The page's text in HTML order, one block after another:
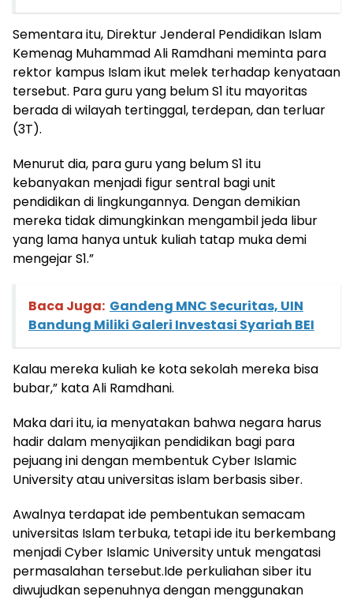
Sementara itu, Direktur Jenderal Pendidikan Islam
Kemenag Muhammad Ali Ramdhani meminta para
rektor kampus Islam ikut melek terhadap kenyataan
tersebut. Para guru yang belum S1 itu mayoritas
berada di wilayah tertinggal, terdepan, dan terluar
(3T).
Menurut dia, para guru yang belum S1 itu
kebanyakan menjadi figur sentral bagi unit
pendidikan di lingkungannya. Dengan demikian
mereka tidak dimungkinkan mengambil jeda libur
yang lama hanya untuk kuliah tatap muka demi
mengejar S1.”
Baca Juga: Gandeng MNC Securitas, UIN
Bandung Miliki Galeri Investasi Syariah BEI
Kalau mereka kuliah ke kota sekolah mereka bisa
bubar,” kata Ali Ramdhani.
Maka dari itu, ia menyatakan bahwa negara harus
hadir dalam menyajikan pendidikan bagi para
pejuang ini dengan membentuk Cyber Islamic
University atau universitas islam berbasis siber.
Awalnya terdapat ide pembentukan semacam
universitas Islam terbuka, tetapi ide itu berkembang
menjadi Cyber Islamic University untuk mengatasi
permasalahan tersebut.Ide perkuliahan siber itu
diwujudkan sepenuhnya dengan menggunakan